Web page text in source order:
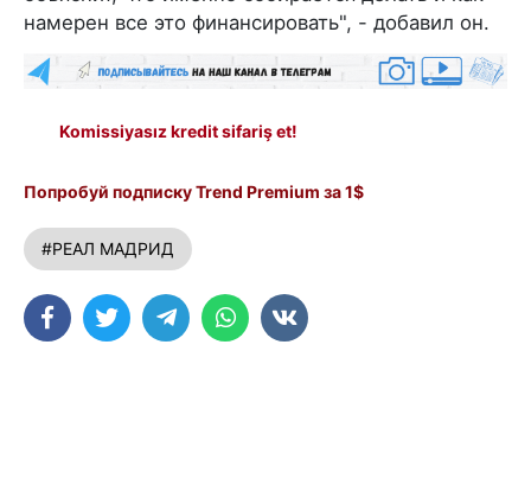
намерен все это финансировать", - добавил он.
Komissiyasız kredit sifariş et!
Попробуй подписку Trend Premium за 1$
#РЕАЛ МАДРИД